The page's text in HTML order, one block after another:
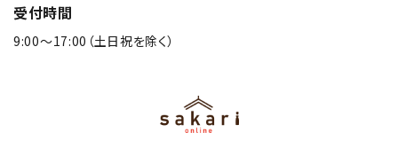
受付時間
9:00〜17:00（土日祝を除く）